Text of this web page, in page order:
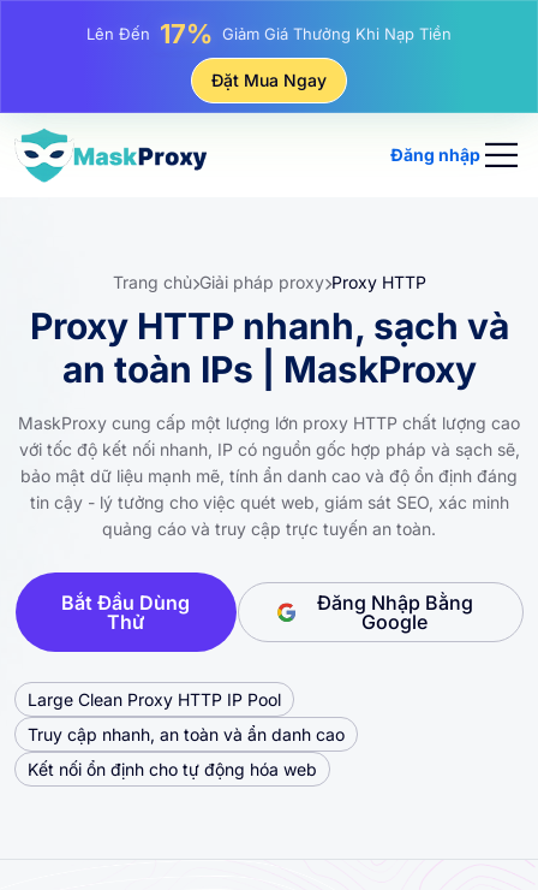
Lên Đến 25% Giảm Giá Khi Mua Hàng IP Tĩnh
Giảm Giá Khi Mua Hàng IP Luân Phiên
Đặt Mua Ngay
Đăng nhập
Trang chủ Giải pháp proxy Proxy HTTP
Proxy HTTP nhanh, sạch và
an toàn IPs | MaskProxy
MaskProxy cung cấp một lượng lớn proxy HTTP chất lượng cao
với tốc độ kết nối nhanh, IP có nguồn gốc hợp pháp và sạch sẽ,
bảo mật dữ liệu mạnh mẽ, tính ẩn danh cao và độ ổn định đáng
tin cậy - lý tưởng cho việc quét web, giám sát SEO, xác minh
quảng cáo và truy cập trực tuyến an toàn.
Bắt Đầu Dùng
Thử
Đăng Nhập Bằng
Google
Large Clean Proxy HTTP IP Pool
Truy cập nhanh, an toàn và ẩn danh cao
Kết nối ổn định cho tự động hóa web